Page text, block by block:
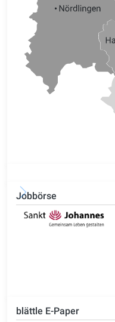
Jobbörse
blättle E-Paper